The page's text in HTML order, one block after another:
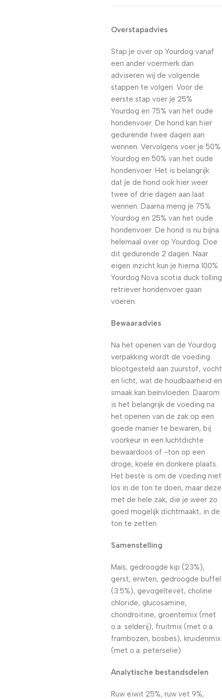
Overstapadvies
Stap je over op Yourdog vanaf
een ander voermerk dan
adviseren wij de volgende
stappen te volgen. Voor de
eerste stap voer je 25%
Yourdog en 75% van het oude
hondenvoer. De hond kan hier
gedurende twee dagen aan
wennen. Vervolgens voer je 50%
Yourdog en 50% van het oude
hondenvoer. Het is belangrijk
dat je de hond ook hier weer
twee of drie dagen aan laat
wennen. Daarna meng je 75%
Yourdog en 25% van het oude
hondenvoer. De hond is nu bijna
helemaal over op Yourdog. Doe
dit gedurende 2 dagen. Naar
eigen inzicht kun je hierna 100%
Yourdog Nova scotia duck tolling
retriever hondenvoer gaan
voeren.
Bewaaradvies
Na het openen van de Yourdog
verpakking wordt de voeding
blootgesteld aan zuurstof, vocht
en licht, wat de houdbaarheid en
smaak kan beïnvloeden. Daarom
is het belangrijk de voeding na
het openen van de zak op een
goede manier te bewaren, bij
voorkeur in een luchtdichte
bewaardoos of -ton op een
droge, koele en donkere plaats.
Het beste is om de voeding niet
los in de ton te doen, maar deze
met de hele zak, die je weer zo
goed mogelijk dichtmaakt, in de
ton te zetten.
Samenstelling
Maïs, gedroogde kip (23%),
gerst, erwten, gedroogde buffel
(3.5%), gevogeltevet, choline
chloride, glucosamine,
chondroitine, groentemix (met
o.a. selderij), fruitmix (met o.a.
frambozen, bosbes), kruidenmix
(met o.a. peterselie)
Analytische bestandsdelen
Ruw eiwit 25%, ruw vet 9%,